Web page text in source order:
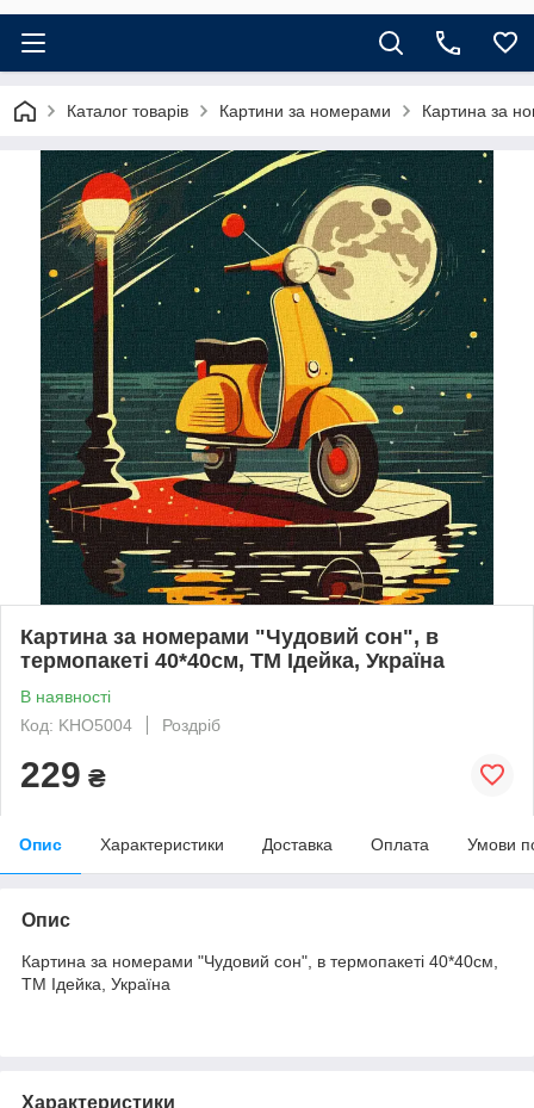
Каталог товарів Картини за номерами Картина за
Картина за номерами "Чудовий сон", в
термопакеті 40*40см, ТМ Ідейка, Україна
В наявності
Код: KHO5004
Роздріб
229 ₴
Опис Характеристики Доставка Оплата Умови
Опис
Картина за номерами "Чудовий сон", в термопакеті 40*40см,
ТМ Ідейка, Україна
Характеристики